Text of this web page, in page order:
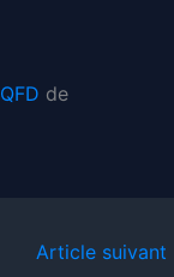
de
Article suivant